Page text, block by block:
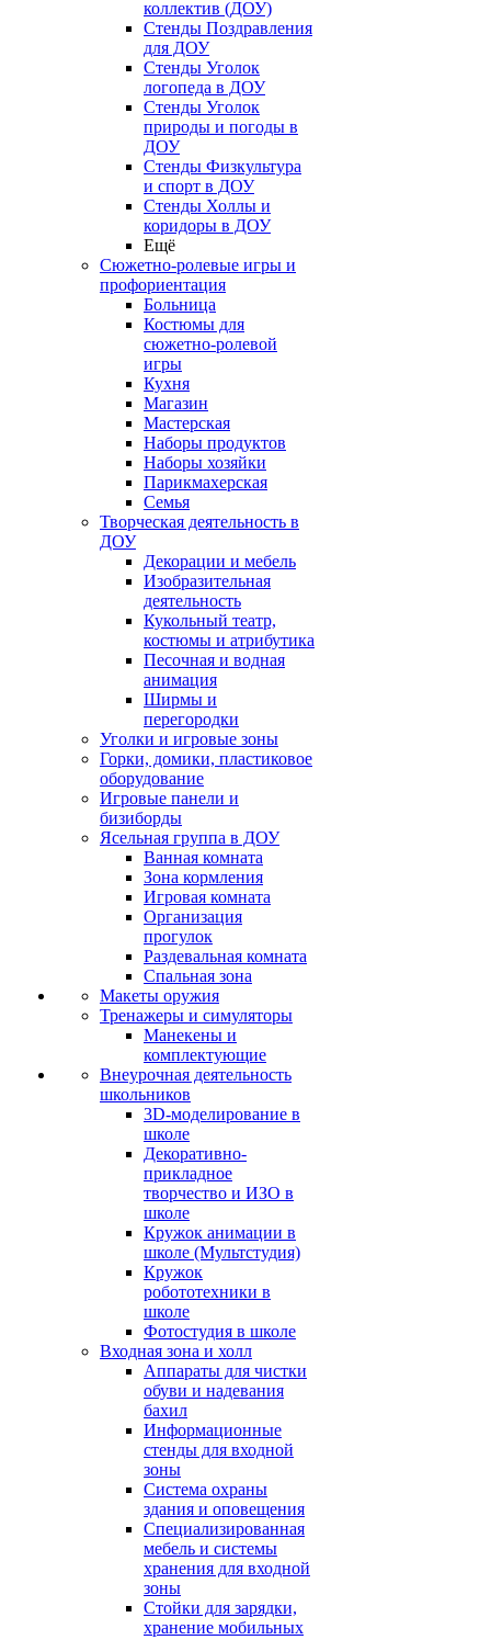
коллектив (ДОУ)
Стенды Поздравления
для ДОУ
Стенды Уголок
логопеда в ДОУ
Стенды Уголок
природы и погоды в
ДОУ
Стенды Физкультура
и спорт в ДОУ
Стенды Холлы и
коридоры в ДОУ
Ещё
Сюжетно-ролевые игры и
профориентация
Больница
Костюмы для
сюжетно-ролевой
игры
Кухня
Магазин
Мастерская
Наборы продуктов
Наборы хозяйки
Парикмахерская
Семья
Творческая деятельность в
ДОУ
Декорации и мебель
Изобразительная
деятельность
Кукольный театр,
костюмы и атрибутика
Песочная и водная
анимация
Ширмы и
перегородки
Уголки и игровые зоны
Горки, домики, пластиковое
оборудование
Игровые панели и
бизиборды
Ясельная группа в ДОУ
Ванная комната
Зона кормления
Игровая комната
Организация
прогулок
Раздевальная комната
Спальная зона
Макеты оружия
Тренажеры и симуляторы
Манекены и
комплектующие
Внеурочная деятельность
школьников
3D-моделирование в
школе
Декоративно-
прикладное
творчество и ИЗО в
школе
Кружок анимации в
школе (Мультстудия)
Кружок
робототехники в
школе
Фотостудия в школе
Входная зона и холл
Аппараты для чистки
обуви и надевания
бахил
Информационные
стенды для входной
зоны
Система охраны
здания и оповещения
Специализированная
мебель и системы
хранения для входной
зоны
Стойки для зарядки,
хранение мобильных